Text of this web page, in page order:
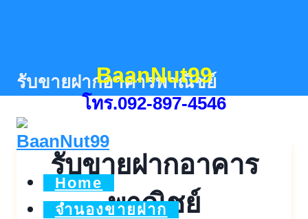
BaanNut99
โทร.092-897-4546
Home
จำนองขายฝาก
รับขายฝากอาคารพาณิชย์
รับขายฝากอาคาร
พาณิชย์